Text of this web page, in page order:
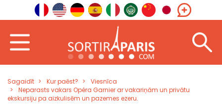
Sagaidīt Kur paēst?
Viesnīca
Neparasts vakars Opéra Garnier ar vakariņām un privātu
ekskursiju pa aizkulisēm un pazemes ezeru.